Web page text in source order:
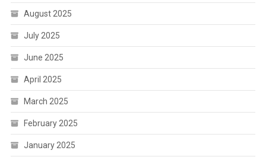
August 2025
July 2025
June 2025
April 2025
March 2025
February 2025
January 2025